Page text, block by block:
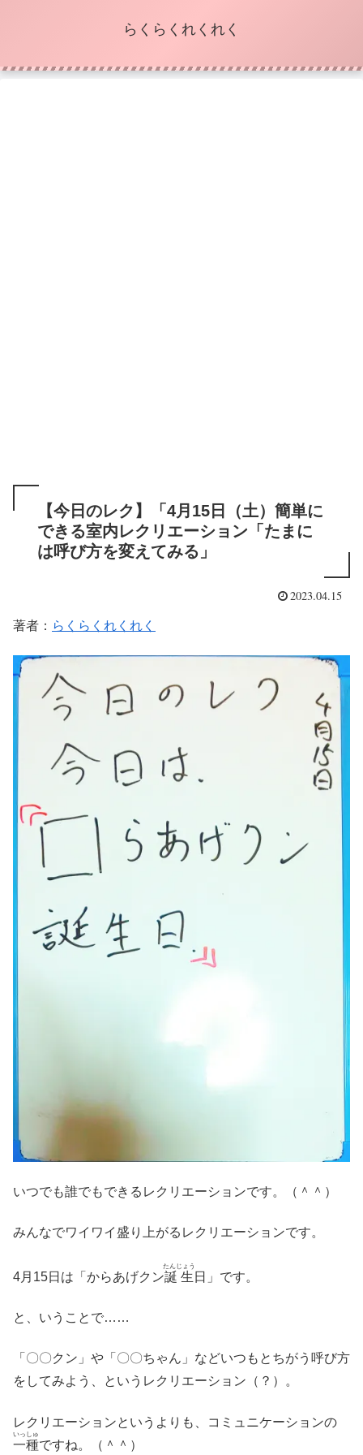
らくらくれくれく
【今日のレク】「4月15日（土）簡単に
できる室内レクリエーション「たまに
は呼び方を変えてみる」
2023.04.15
著者： らくらくれくれく
いつでも誰でもできるレクリエーションです。（＾＾）
みんなでワイワイ盛り上がるレクリエーションです。
4月15日は「からあげクン誕生
たんじょう
日」です。
と、いうことで……
「〇〇クン」や「〇〇ちゃん」などいつもとちがう呼び方
をしてみよう、というレクリエーション（？）。
レクリエーションというよりも、コミュニケーションの
一種
いっしゅ
ですね。（＾＾）